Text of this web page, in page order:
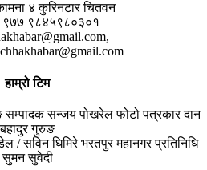
४ कुरिनटार चितवन
९८४५९८०३०१
हाम्रो टिम
सम्पादकसन्जय पोखरेलफोटो पत्रकारदान
बहादुर गुरुङ
/ सविन घिमिरेभरतपुर महानगर प्रतिनिधि
सुमन सुवेदी